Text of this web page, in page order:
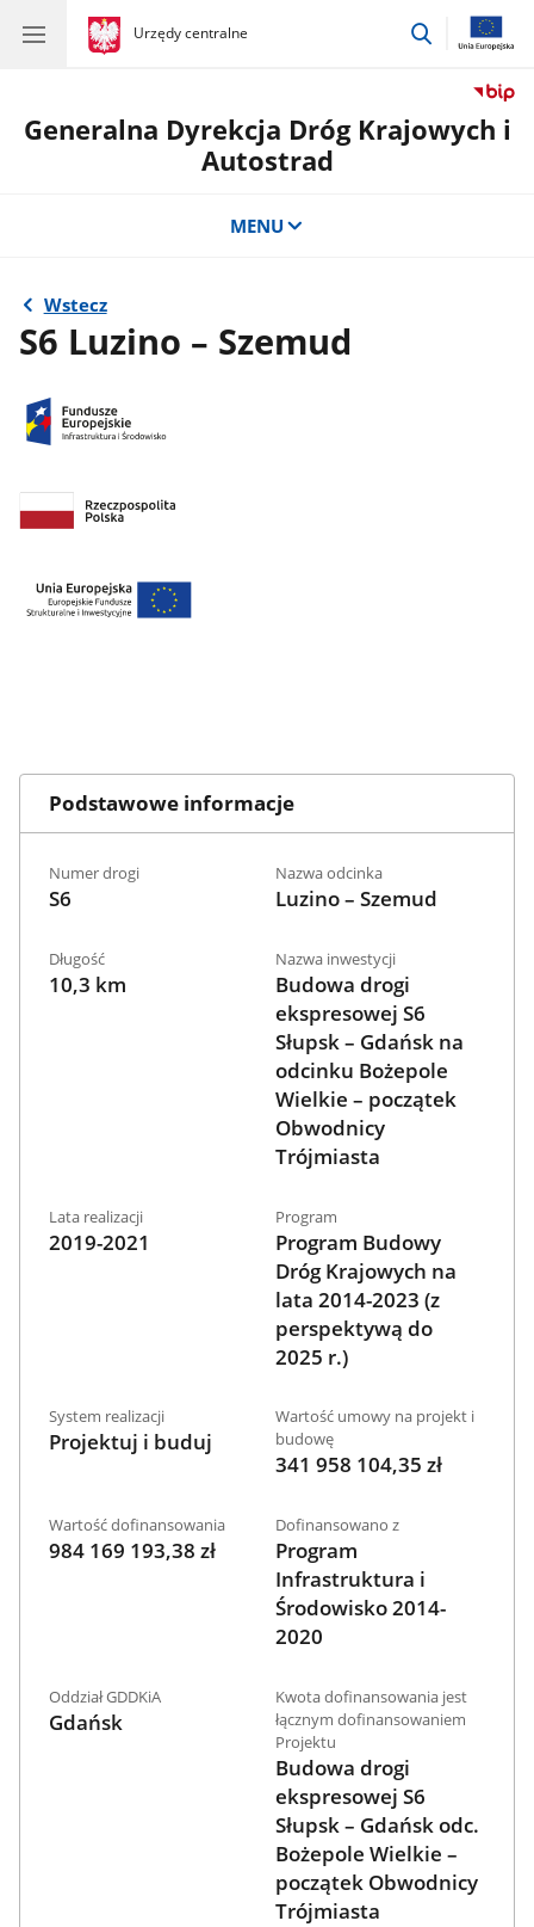
gov.pl
Urzędy centralne
gov.pl
Urzędy
przejdź
Generalna Dyrekcja Dróg Krajowych i
Autostrad
MENU
Wstecz
S6 Luzino – Szemud
Podstawowe informacje
Numer drogi
S6
Nazwa odcinka
Luzino – Szemud
Długość
10,3 km
Nazwa inwestycji
Budowa drogi
ekspresowej S6
Słupsk – Gdańsk na
odcinku Bożepole
Wielkie – początek
Obwodnicy
Trójmiasta
Lata realizacji
2019-2021
Program
Program Budowy
Dróg Krajowych na
lata 2014-2023 (z
perspektywą do
2025 r.)
System realizacji
Projektuj i buduj
Wartość umowy na projekt i
budowę
341 958 104,35 zł
Wartość dofinansowania
984 169 193,38 zł
Dofinansowano z
Program
Infrastruktura i
Środowisko 2014-
2020
Oddział GDDKiA
Gdańsk
Kwota dofinansowania jest
łącznym dofinansowaniem
Projektu
Budowa drogi
ekspresowej S6
Słupsk – Gdańsk odc.
Bożepole Wielkie –
początek Obwodnicy
Trójmiasta